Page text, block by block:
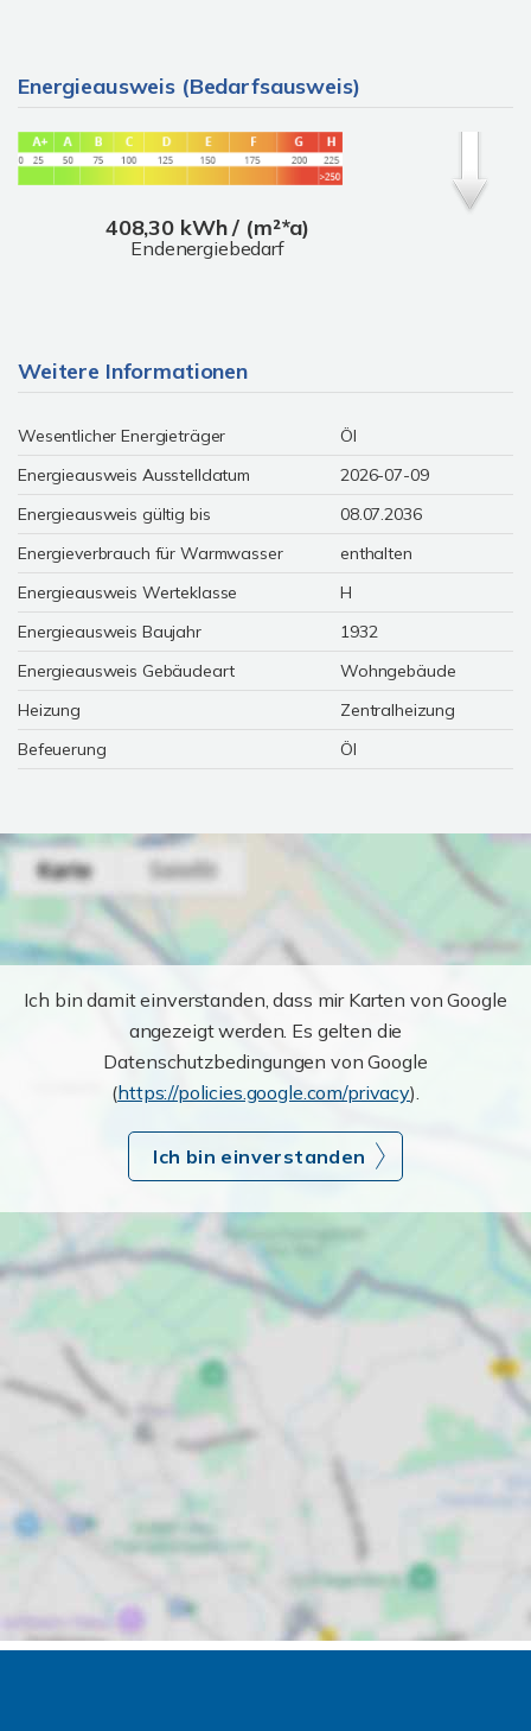
Energieausweis (Bedarfsausweis)
408,30 kWh / (m²*a)
Endenergiebedarf
Weitere Informationen
Wesentlicher Energieträger
Öl
Energieausweis Ausstelldatum
2026-07-09
Energieausweis gültig bis
08.07.2036
Energieverbrauch für Warmwasser
enthalten
Energieausweis Werteklasse
H
Energieausweis Baujahr
1932
Energieausweis Gebäudeart
Wohngebäude
Heizung
Zentralheizung
Befeuerung
Öl
Ich bin damit einverstanden, dass mir Karten von Google
angezeigt werden. Es gelten die
Datenschutzbedingungen von Google
(https://policies.google.com/privacy).
Ich bin einverstanden